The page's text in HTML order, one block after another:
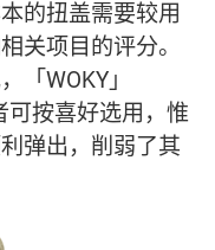
的扭盖需要较用
关项目的评分。
「WOKY」
可按喜好选用，惟
弹出，削弱了其